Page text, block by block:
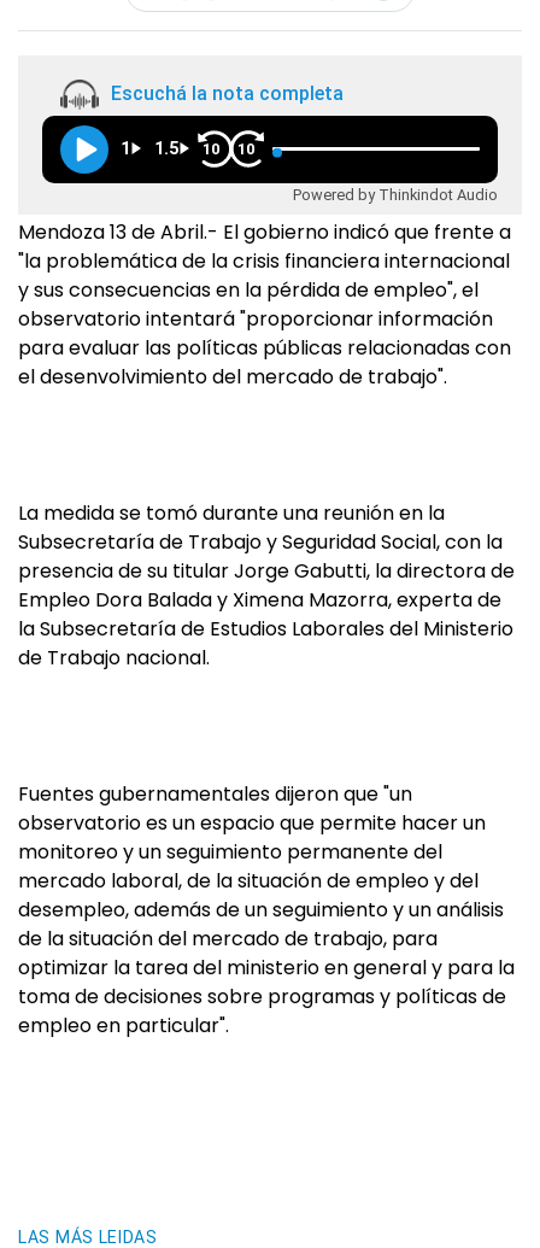
Escuchá la nota completa
1 1.5 10 10
Powered by Thinkindot Audio
Mendoza 13 de Abril.- El gobierno indicó que frente a
"la problemática de la crisis financiera internacional
y sus consecuencias en la pérdida de empleo", el
observatorio intentará "proporcionar información
para evaluar las políticas públicas relacionadas con
el desenvolvimiento del mercado de trabajo".
La medida se tomó durante una reunión en la
Subsecretaría de Trabajo y Seguridad Social, con la
presencia de su titular Jorge Gabutti, la directora de
Empleo Dora Balada y Ximena Mazorra, experta de
la Subsecretaría de Estudios Laborales del Ministerio
de Trabajo nacional.
Fuentes gubernamentales dijeron que "un
observatorio es un espacio que permite hacer un
monitoreo y un seguimiento permanente del
mercado laboral, de la situación de empleo y del
desempleo, además de un seguimiento y un análisis
de la situación del mercado de trabajo, para
optimizar la tarea del ministerio en general y para la
toma de decisiones sobre programas y políticas de
empleo en particular".
LAS MÁS LEIDAS